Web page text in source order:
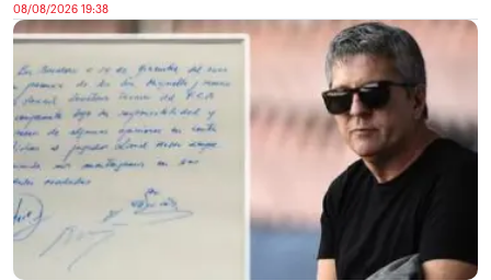
08/08/2026 19:38